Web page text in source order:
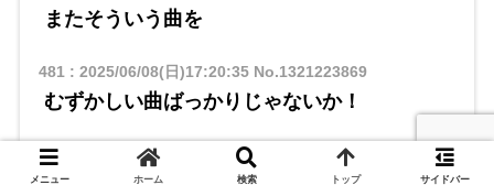
またそういう曲を
481: 2025/06/08(日)17:20:35No.1321223869
むずかしい曲ばっかりじゃないか！
483 2025/06/08(日)17:20:39No.1321223901
坂本真綾
メニュー ホーム 検索 トップ サイドバー